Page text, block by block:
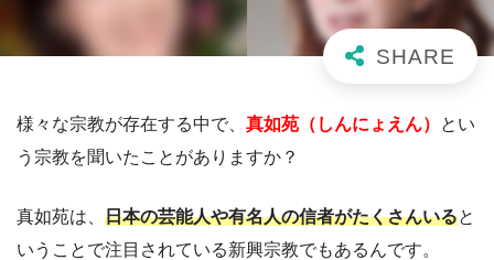
様々な宗教が存在する中で、 真如苑（しんにょえん）
とい
う宗教を聞いたことがありますか？
真如苑は、 日本の芸能人や有名人の信者がたくさんいると
いうことで注目されている新興宗教でもあるんです。